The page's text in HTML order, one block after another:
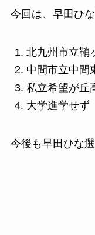
今回は、早田ひ
北九州市立鞘
中間市立中間
私立希望が丘
大学進学せず
今後も早田ひな